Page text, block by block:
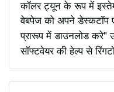
कॉलर ट्यून के रूप में
वेबपेज को अपने डेस्कटॉप
प्रारूप में डाउनलोड
सॉफ्टवेयर की हेल्प से